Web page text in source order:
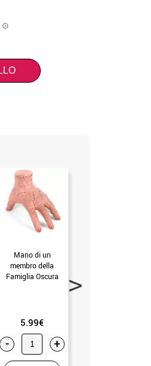
Mano di un
membro della
Famiglia Oscura
5.99€
- +